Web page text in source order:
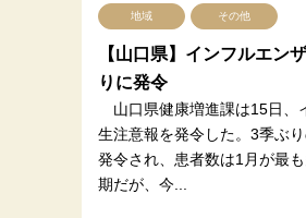
地域 その他
【山口県】インフルエ
りに発令
山口県健康増進課は15日、
生注意報を発令した。3季ぶ
発令され、患者数は1月が最
期だが、今...